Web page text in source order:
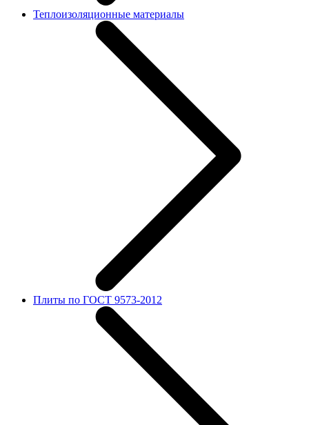
Теплоизоляционные материалы
Плиты по ГОСТ 9573-2012